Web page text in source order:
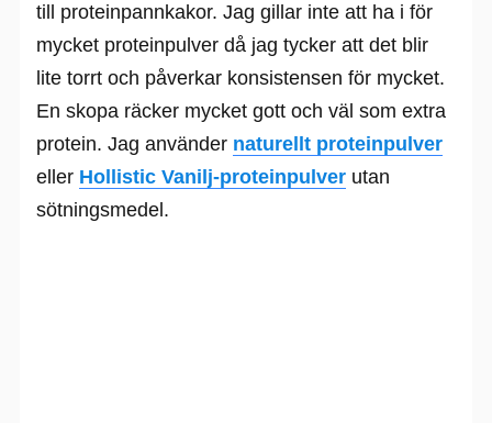
till proteinpannkakor. Jag gillar inte att ha i för
mycket proteinpulver då jag tycker att det blir
lite torrt och påverkar konsistensen för mycket.
En skopa räcker mycket gott och väl som extra
protein. Jag använder naturellt proteinpulver
eller Hollistic Vanilj-proteinpulver utan
sötningsmedel.